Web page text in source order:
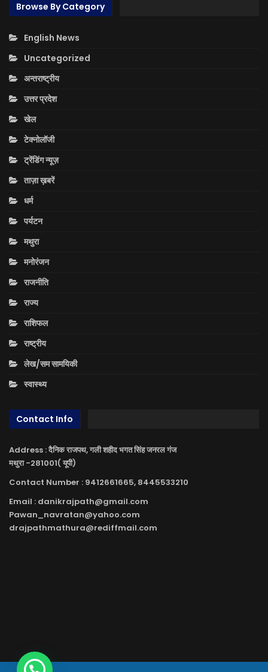
Browse By Category
English News
Uncategorized
अन्तराष्ट्रीय
उत्तर प्रदेश
खेल
टेक्नोलॉजी
ट्रेंडिंग न्यूज़
ताज़ा ख़बरें
धर्म
पर्यटन
मथुरा
मनोरंजन
राजनीति
राज्य
राशिफल
राष्ट्रीय
लेख/सम सामयिकी
स्वास्थ्य
Contact Info
Address : दैनिक राजपथ, गली शहीद भगत सिंह जनरल गंज
मथुरा -281001( यूपी)
Contact Number : 9412661665, 8445533210
Email : danikrajpath@gmail.com
Pawan_navratan@yahoo.com
drajpathmathura@rediffmail.com